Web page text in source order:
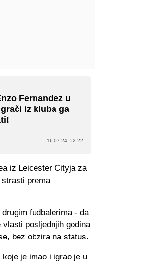
Fernandez u
iz kluba ga
16.07.24. 22:22
iz Leicester Cityja za
prema
fudbalerima - da
posljednjih godina
bez obzira na status.
je imao i igrao je u